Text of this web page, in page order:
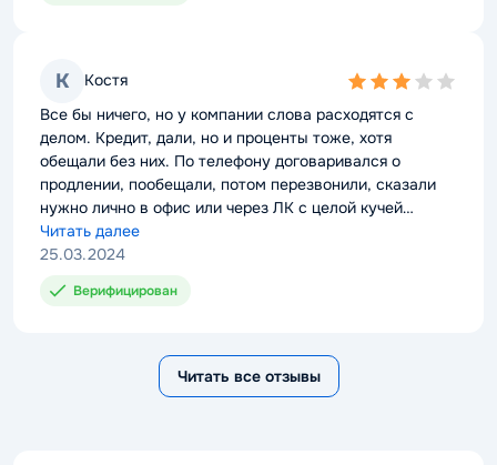
К Костя
3,0
rating
Все бы ничего, но у компании слова расходятся с
делом. Кредит, дали, но и проценты тоже, хотя
обещали без них. По телефону договаривался о
продлении, пообещали, потом перезвонили, сказали
нужно лично в офис или через ЛК с целой кучей
подтверждений и еще чего-то.
Читать далее
25.03.2024
Верифицирован
Читать все отзывы